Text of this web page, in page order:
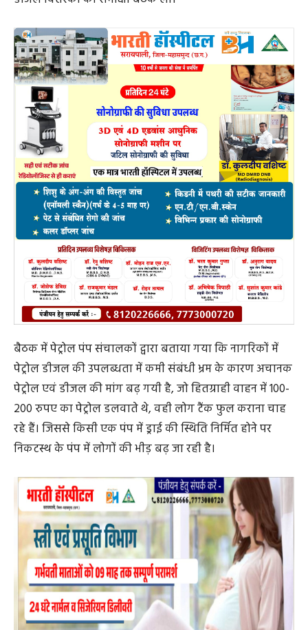
बैठक में पेट्रोल पंप संचालकों द्वारा बताया गया कि नागरिकों में
पेट्रोल डीजल की उपलब्धता में कमी संबंधी भ्रम के कारण अचानक
पेट्रोल एवं डीजल की मांग बढ़ गयी है, जो हितग्राही वाहन में 100-
200 रुपए का पेट्रोल डलवाते थे, वही लोग टैंक फुल कराना चाह
रहे हैं। जिससे किसी एक पंप में ड्राई की स्थिति निर्मित होने पर
निकटस्थ के पंप में लोगों की भीड़ बढ़ जा रही है।
ऑयल कंपनी के विक्रय अधिकारियों से प्राप्त जानकारी अनुसार
जिले में वर्तमान में 7लाख, 18 हजार लीटर पेट्रोल एवं 7 लाख, 33
हजार लीटर डीजल उपलब्ध है, जो कि जिले के औसत दैनिक खपत
के हिसाब से आगामी पेट्रोल 5 दिवस एवं डीजल 2 दिवस हेतु
पर्याप्त है और ऑयल कंपनी द्वारा लगातार आपूर्ति जारी है। लोगों में